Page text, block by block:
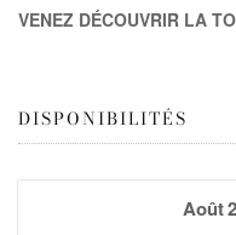
VENEZ DÉCOUVRIR LA
DISPONIBILITÉS
Août